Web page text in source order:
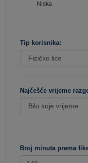
Niska
Tip korisnika:
Najčešće vrijeme
Broj minuta prema